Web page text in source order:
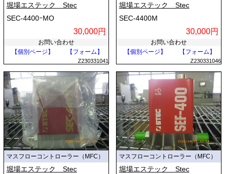
堀場エステック Stec
SEC-4400ｰMO
30,000円
お問い合わせ
【個別ページ】
【フォーム】
Z230331041
堀場エステック Stec
SEC-4400M
30,000円
お問い合わせ
【個別ページ】
【フォーム】
Z230331046
マスフローコントローラー（MFC）
堀場エステック Stec
マスフローコントローラー（MFC）
堀場エステック Stec